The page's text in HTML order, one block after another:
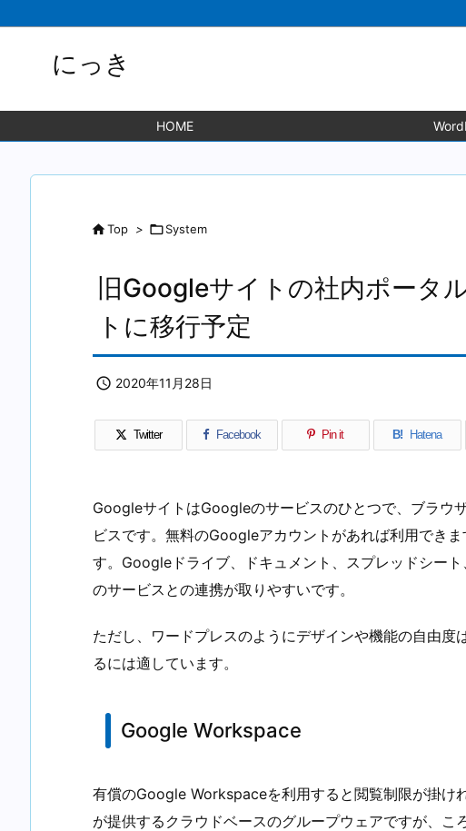
にっき
HOME
Top > System
旧Googleサイトの社内ポータ
トに移行予定
 2020年11月28日
Twitter Facebook Pin it B! Hatena
GoogleサイトはGoogleのサービスのひとつで、ブラウ
ビスです。無料のGoogleアカウントがあれば利用でき
す。Googleドライブ、ドキュメント、スプレッドシー
のサービスとの連携が取りやすいです。
ただし、ワードプレスのようにデザインや機能の自由
るには適しています。
Google Workspace
有償のGoogle Workspaceを利用すると閲覧制限が掛
が提供するクラウドベースのグループウェアですが、こ